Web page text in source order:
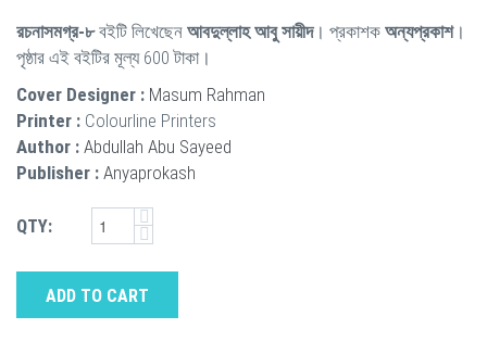
রচনাসমগ্র-৮বইটি লিখেছেন আবদুল্লাহ আবু সায়ীদ। প্রকাশক অন্যপ্রকাশ।
পৃষ্ঠার এই বইটির মূল্য 600 টাকা।
Cover Designer : Masum Rahman
Printer : Colourline Printers
Author : Abdullah Abu Sayeed
Publisher : Anyaprokash
QTY:
ADD TO CART